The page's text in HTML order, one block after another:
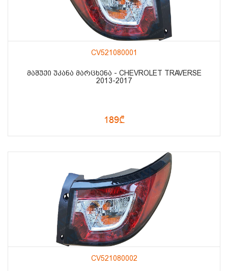
CV521080001
ᲛᲐᲨᲣᲥᲘ ᲣᲙᲐᲜᲐ ᲛᲐᲠᲪᲮᲔᲜᲐ - CHEVROLET TRAVERSE
2013-2017
189₾
CV521080002